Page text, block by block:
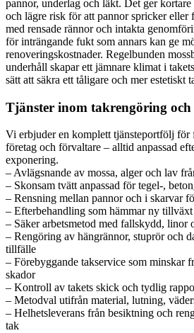
pannor, underlag och läkt. Det ger
och lägre risk för att pannor spricker eller
med rensade rännor och intakta
för inträngande fukt som annars kan ge
renoveringskostnader. Regelbunden
underhåll skapar ett jämnare klimat i
sätt att säkra ett tåligare och mer estetiskt
Tjänster inom takrengöring
Vi erbjuder en komplett tjänsteportfölj för
företag och förvaltare – alltid anpassad
exponering.
– Avlägsnande av mossa, alger och lav
– Skonsam tvätt anpassad för tegel-,
– Rensning mellan pannor och i skarvar
– Efterbehandling som hämmar ny
– Säker arbetsmetod med fallskydd, linor
– Rengöring av hängrännor, stuprör och
tillfälle
– Förebyggande takservice som minskar
skador
– Kontroll av takets skick och tydlig
– Metodval utifrån material, lutning,
– Helhetsleverans från besiktning och
tak